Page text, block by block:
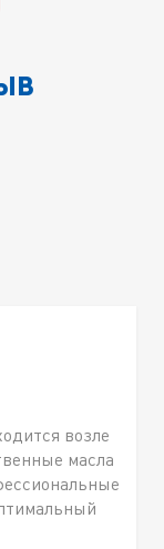
возле
масла